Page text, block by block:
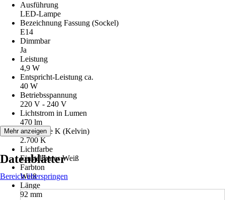
Ausführung
LED-Lampe
Bezeichnung Fassung (Sockel)
E14
Dimmbar
Ja
Leistung
4,9 W
Entspricht-Leistung ca.
40 W
Betriebsspannung
220 V - 240 V
Lichtstrom in Lumen
470 lm
Lichtfarbe K (Kelvin)
2.700 K
Lichtfarbe
Einstellbares Weiß
Farbton
Weiß
Länge
92 mm
Mehr anzeigen
Datenblätter
Bereich überspringen